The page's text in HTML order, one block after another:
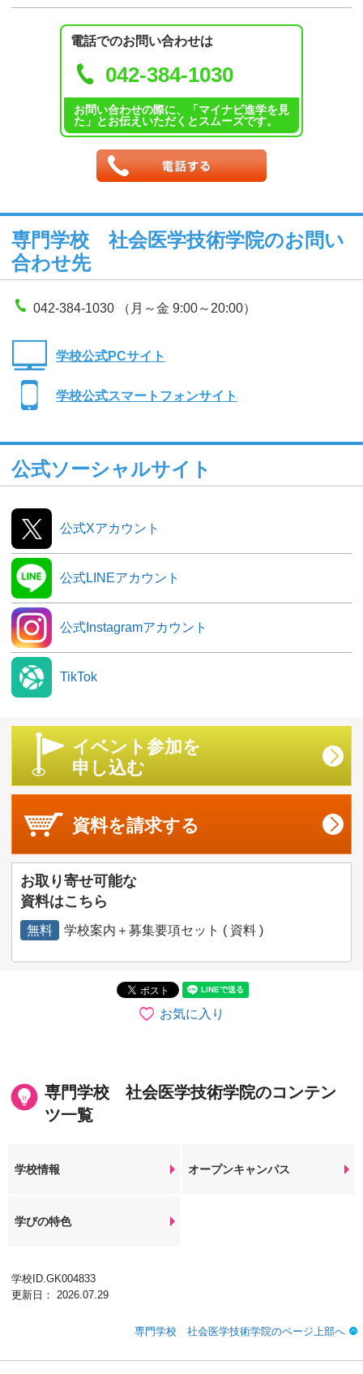
電話でのお問い合わせは
042-384-1030
お問い合わせの際に、「マイナビ進学を見
た」とお伝えいただくとスムーズです。
専門学校 社会医学技術学院のお問い
合わせ先
042-384-1030 （月～金 9:00～20:00）
学校公式PCサイト
学校公式スマートフォンサイト
公式ソーシャルサイト
公式Xアカウント
公式LINEアカウント
公式Instagramアカウント
TikTok
イベント参加を
申し込む
資料を請求する
お取り寄せ可能な
資料はこちら
無料 学校案内＋募集要項セット ( 資料 )
お気に入り
専門学校 社会医学技術学院のコンテン
ツ一覧
学校情報 オープンキャンパス
学びの特色
学校ID.GK004833
更新日： 2026.07.29
専門学校 社会医学技術学院のページ上部へ